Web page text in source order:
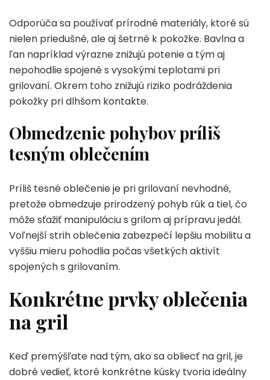
Odporúča sa používať prírodné materiály, ktoré sú
nielen priedušné, ale aj šetrné k pokožke. Bavlna a
ľan napríklad výrazne znižujú potenie a tým aj
nepohodlie spojené s vysokými teplotami pri
grilovaní. Okrem toho znižujú riziko podráždenia
pokožky pri dlhšom kontakte.
Obmedzenie pohybov príliš
tesným oblečením
Príliš tesné oblečenie je pri grilovaní nevhodné,
pretože obmedzuje prirodzený pohyb rúk a tiel, čo
môže sťažiť manipuláciu s grilom aj prípravu jedál.
Voľnejší strih oblečenia zabezpečí lepšiu mobilitu a
vyššiu mieru pohodlia počas všetkých aktivít
spojených s grilovaním.
Konkrétne prvky oblečenia
na gril
Keď premýšľate nad tým, ako sa obliecť na gril, je
dobré vedieť, ktoré konkrétne kúsky tvoria ideálny